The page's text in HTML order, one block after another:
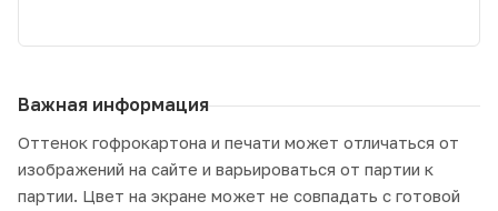
Важная информация
Оттенок гофрокартона и печати может отличаться от
изображений на сайте и варьироваться от партии к
партии. Цвет на экране может не совпадать с готовой